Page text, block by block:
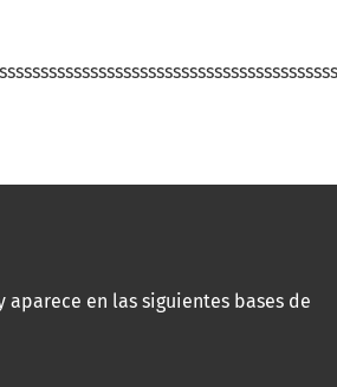
aparece en las siguientes bases de